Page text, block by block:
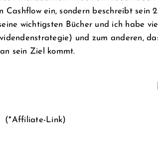
Cashflow ein, sondern beschreibt sein
wichtigsten Bücher und ich habe
und zum anderen,
sein Ziel kommt.
(*Affiliate-Link)